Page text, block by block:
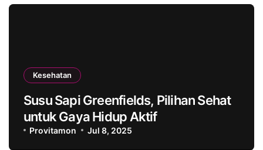
Kesehatan
Susu Sapi Greenfields, Pilihan Sehat
untuk Gaya Hidup Aktif
Provitamon Jul 8, 2025